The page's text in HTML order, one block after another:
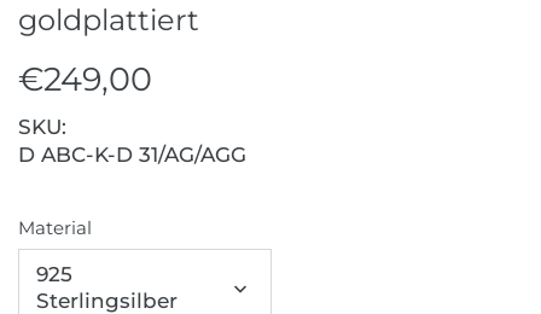
goldplattiert
€249,00
SKU:
D ABC-K-D 31/AG/AGG
Material
925
Sterlingsilber